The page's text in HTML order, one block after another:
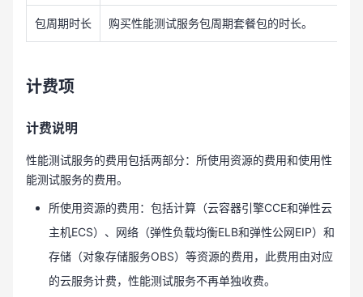
包周期时长 购买性能测试服务包周期套餐包的时长。
计费项
计费说明
性能测试服务的费用包括两部分：所使用资源的费用和使用性
能测试服务的费用。
所使用资源的费用：包括计算（云容器引擎CCE和弹性云
主机ECS）、网络（弹性负载均衡ELB和弹性公网EIP）和
存储（对象存储服务OBS）等资源的费用，此费用由对应
的云服务计费，性能测试服务不再单独收费。